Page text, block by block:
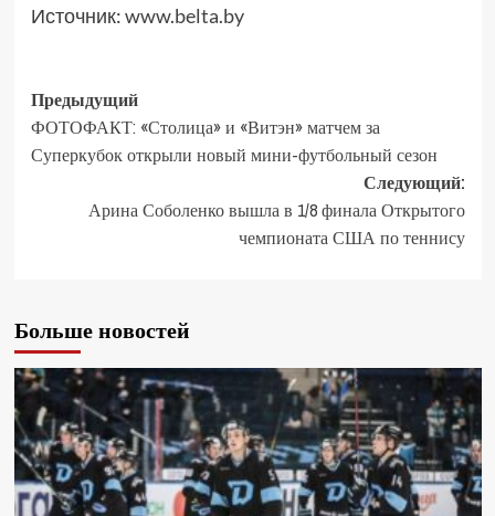
Источник:www.belta.by
Предыдущий
ФОТОФАКТ: «Столица» и «Витэн» матчем за
Суперкубок открыли новый мини-футбольный сезон
Следующий:
Арина Соболенко вышла в 1/8 финала Открытого
чемпионата США по теннису
Больше новостей